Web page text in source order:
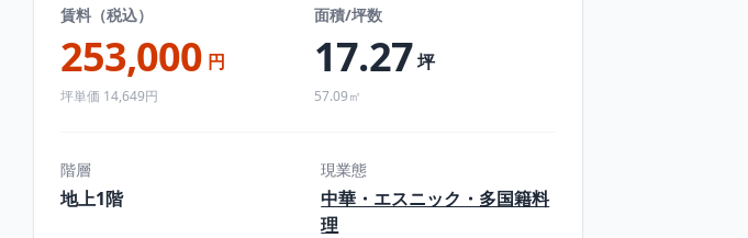
賃料（税込）
253,000 円
坪単価 14,649円
面積/坪数
17.27坪
57.09㎡
階層
地上1階
現業態
中華・エスニック・多国籍料
理